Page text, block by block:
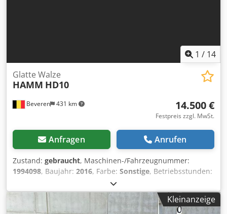
1 / 14
Beveren 431 km
Glatte Walze
HAMM HD10
14.500 €
Festpreis zzgl. MwSt.
Anfragen Anrufen
Zustand: gebraucht, Maschinen-/Fahrzeugnummer:
1994098, Baujahr: 2016, Farbe: Sonstige, Betriebsstunden:
, Leistung Verbrennungsmotor: 30 PS (22 kW)
Zulässiges Gesamtgewicht (GVW): 1.780 kg Motorhersteller:
Kubota Dkodpet Tv Inefx Ak Esr CE-Kennzeichnung: ja
Kleinanzeige